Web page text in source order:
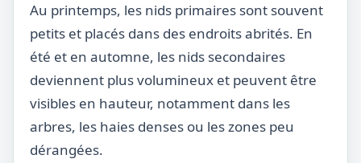
Au printemps, les nids primaires sont souvent
petits et placés dans des endroits abrités. En
été et en automne, les nids secondaires
deviennent plus volumineux et peuvent être
visibles en hauteur, notamment dans les
arbres, les haies denses ou les zones peu
dérangées.